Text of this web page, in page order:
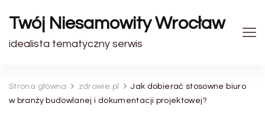
Twój Niesamowity Wrocław
idealista tematyczny serwis
Strona główna zdrowie.pl
Jak dobierać stosowne biuro
w branży budowlanej i dokumentacji projektowej?